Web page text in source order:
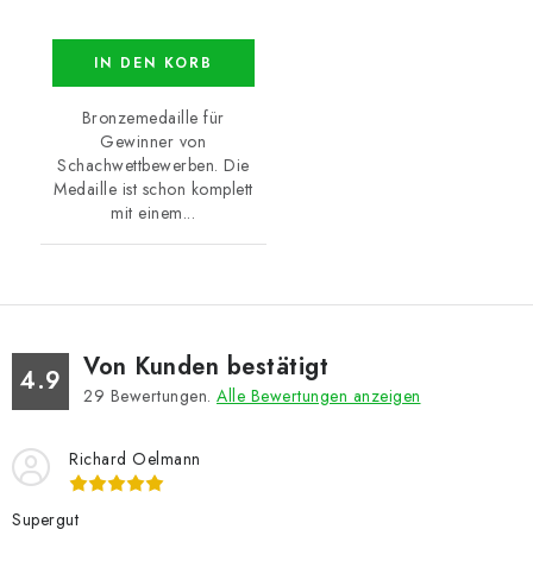
IN DEN KORB
Bronzemedaille für
Gewinner von
Schachwettbewerben. Die
Medaille ist schon komplett
mit einem...
4.9 Von Kunden bestätigt
29 Bewertungen. Alle Bewertungen anzeigen
Richard Oelmann
Supergut